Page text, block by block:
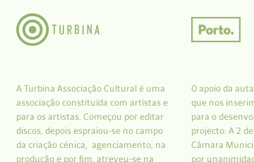
A Turbina Associação Cultural é uma
associação constituída com artistas e
para os artistas. Começou por editar
discos, depois espraiou-se no campo
da criação cénica, agenciamento, na
produção e por fim, atreveu-se na
O apoio da
que nos
para o
projecto: A 2
Câmara
por